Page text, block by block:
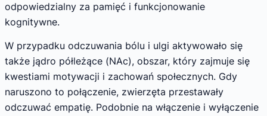
odpowiedzialny za pamięć i funkcjonowanie
kognitywne.
W przypadku odczuwania bólu i ulgi aktywowało się
także jądro półleżące (NAc), obszar, który zajmuje się
kwestiami motywacji i zachowań społecznych. Gdy
naruszono to połączenie, zwierzęta przestawały
odczuwać empatię. Podobnie na włączenie i wyłączenie